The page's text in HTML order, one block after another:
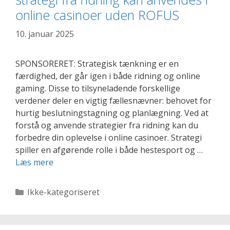
det
kan
om
casino
online-
strategi
online casinoer uden ROFUS
10. januar 2025
SPONSORERET: Strategisk tænkning er en
færdighed, der går igen i både ridning og online
gaming. Disse to tilsyneladende forskellige
verdener deler en vigtig fællesnævner: behovet for
hurtig beslutningstagning og planlægning. Ved at
forstå og anvende strategier fra ridning kan du
forbedre din oplevelse i online casinoer. Strategi
spiller en afgørende rolle i både hestesport og …
Læs mere
skærm:
Kategorier
Ikke-kategoriseret